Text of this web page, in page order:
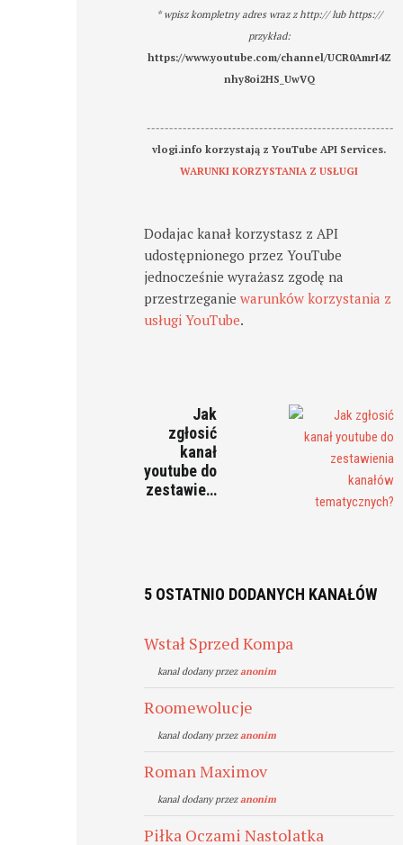
* wpisz kompletny adres wraz z http:// lub https://
przykład:
https://www.youtube.com/channel/UCR0AmrI4Z
nhy8oi2HS_UwVQ
-------------------------------------------------------
vlogi.info korzystają z YouTube API Services.
WARUNKI KORZYSTANIA Z USŁUGI
Dodajac kanał korzystasz z API
udostępnionego przez YouTube
jednocześnie wyrażasz zgodę na
przestrzeganiewarunków korzystania z
usługi YouTube.
Jak
zgłosić
kanał
youtube do
zestawie…
5 OSTATNIO DODANYCH KANAŁÓW
Wstał Sprzed Kompa
kanal dodany przezanonim
Roomewolucje
kanal dodany przezanonim
Roman Maximov
kanal dodany przezanonim
Piłka Oczami Nastolatka